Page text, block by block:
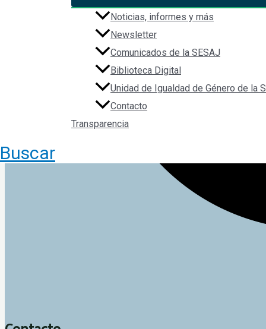
Noticias, informes y más
Newsletter
Comunicados de la SESAJ
Biblioteca Digital
Unidad de Igualdad de Género de la
Contacto
Transparencia
Buscar